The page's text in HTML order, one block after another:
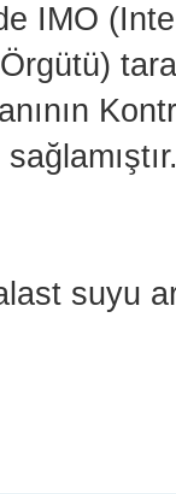
IMO
suyu